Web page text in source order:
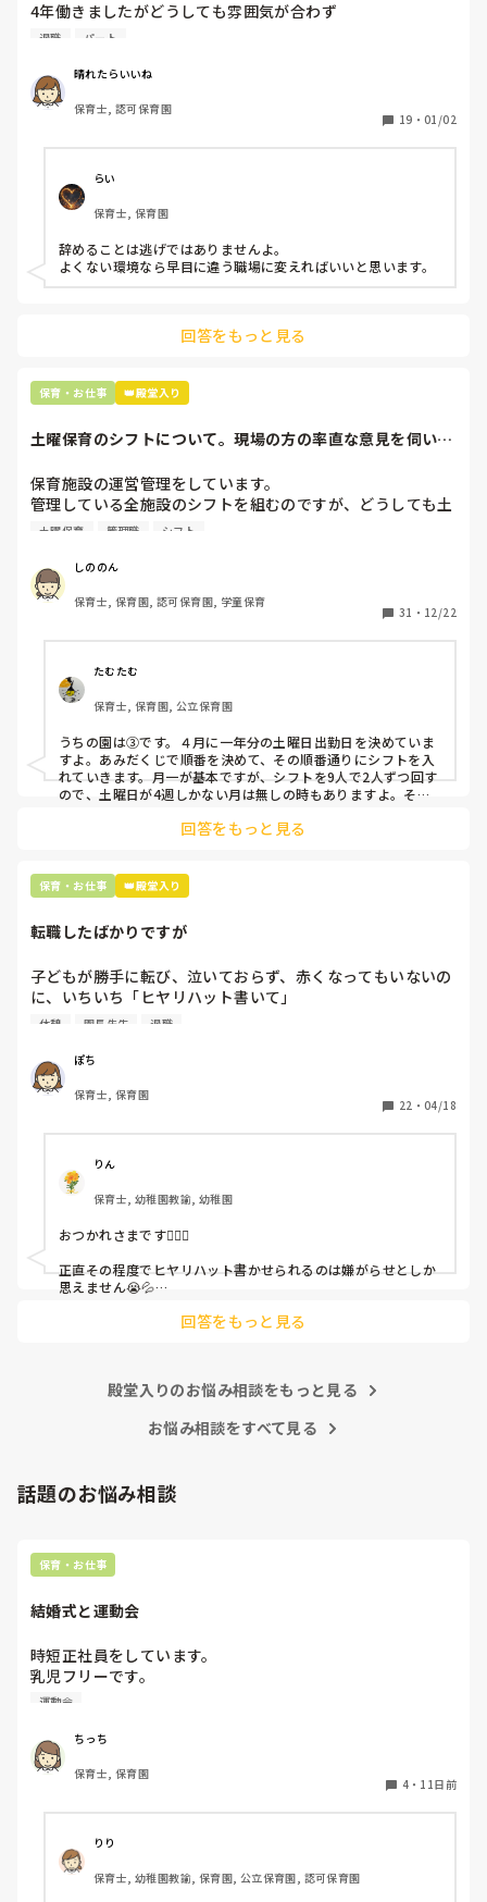
4年働きましたがどうしても雰囲気が合わず
退職しようと思っています。
周りの職員は、勤続10年以上から何十年という先生がほとん
どです。
保護者子どもの愚痴悪口が多く、
今で言う不適切保育も
仕方ないよね
もう何も言わずに
子どもの言いなりになればいいんだね
などいう意見で…
上の先生に相談することは難しそうです。
最後の職場にしようと思っていましたが
辞めることは逃げ、と、過去辞めた人も何年も言われ続けて
います
退職 パート
晴れたらいいね
保育士, 認可保育園
19 ・ 01/02
らい
保育士, 保育園
辞めることは逃げではありませんよ。
よくない環境なら早目に違う職場に変えればいいと思います。
回答をもっと見る
保育・お仕事 👑殿堂入り
土曜保育のシフトについて。現場の方の率直な意見を伺いた
保育施設の運営管理をしています。
管理している全施設のシフトを組むのですが、どうしても土
曜保育だけは入れる方が少なく、いつも苦労しています。
て入職しているはずですが、いざ勤務が始まると一日も土曜
出勤が出来ない方ばかりです。
①土曜日の希望休は2日まで、と制限をかける
②毎月、必ず土曜保育に入ることのできる日を1日だけピッ
クアップしてもらう
③仮シフトが出た時、土曜出勤が難しければ自身で代わりの
人を交渉して見つけてもらう
上記のいずれかの対策を取り入れることを考えています。
土曜保育 管理職 シフト
しののん
保育士, 保育園, 認可保育園, 学童保育
31 ・ 12/22
たむたむ
保育士, 保育園, 公立保育園
うちの園は③です。４月に一年分の土曜日出勤日を決めていま
すよ。あみだくじで順番を決めて、その順番通りにシフトを入
れていきます。月一が基本ですが、シフトを9人で2人ずつ回す
ので、土曜日が4週しかない月は無しの時もありますよ。その
て貰い、主任に報告してます。
回答をもっと見る
保育・お仕事 👑殿堂入り
転職したばかりですが
子どもが勝手に転び、泣いておらず、赤くなってもいないの
に、いちいち「ヒヤリハット書いて」
と書かされ
（そう言う本人は書かない）
しかも、上司に↑この内容でも
ちゃんと考えて対策を練って書き込むようにと。
呼ばれて一緒に対策を考えさせられること多数
これだけで30〜40分拘束されて辛いです
皆さんの園はどうですか?
休憩 園長先生 退職
ぽち
保育士, 保育園
22 ・ 04/18
りん
保育士, 幼稚園教諭, 幼稚園
おつかれさまです🙇🏻‍♀️
正直その程度でヒヤリハット書かせられるのは嫌がらせとしか
思えません😭💦
回答をもっと見る
殿堂入りのお悩み相談をもっと見る
お悩み相談をすべて見る
話題のお悩み相談
保育・お仕事
結婚式と運動会
時短正社員をしています。
乳児フリーです。
親友の結婚式と職場の運動会が被ってしまいました、、、😭
運動会
ちっち
保育士, 保育園
4・ 11日前
りり
保育士, 幼稚園教諭, 保育園, 公立保育園, 認可保育園